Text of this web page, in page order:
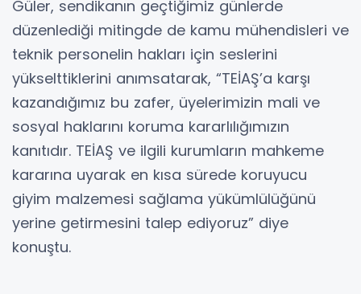
Güler, sendikanın geçtiğimiz günlerde
düzenlediği mitingde de kamu mühendisleri ve
teknik personelin hakları için seslerini
yükselttiklerini anımsatarak, “TEİAŞ’a karşı
kazandığımız bu zafer, üyelerimizin mali ve
sosyal haklarını koruma kararlılığımızın
kanıtıdır. TEİAŞ ve ilgili kurumların mahkeme
kararına uyarak en kısa sürede koruyucu
giyim malzemesi sağlama yükümlülüğünü
yerine getirmesini talep ediyoruz” diye
konuştu.